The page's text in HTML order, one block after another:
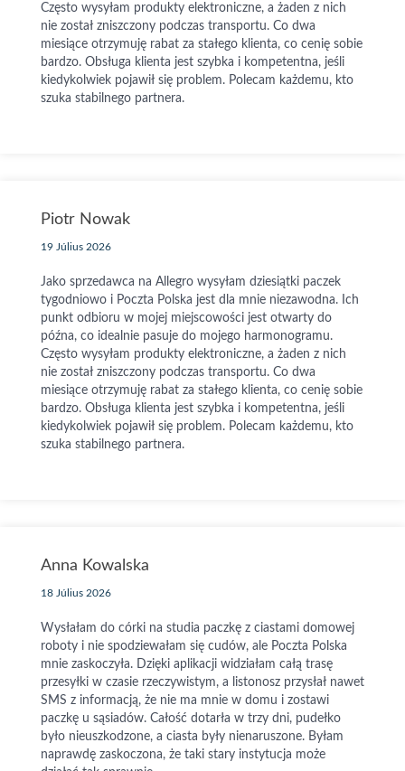
Często wysyłam produkty elektroniczne, a żaden z nich
nie został zniszczony podczas transportu. Co dwa
miesiące otrzymuję rabat za stałego klienta, co cenię sobie
bardzo. Obsługa klienta jest szybka i kompetentna, jeśli
kiedykolwiek pojawił się problem. Polecam każdemu, kto
szuka stabilnego partnera.
Piotr Nowak
19 Július 2026
Jako sprzedawca na Allegro wysyłam dziesiątki paczek
tygodniowo i Poczta Polska jest dla mnie niezawodna. Ich
punkt odbioru w mojej miejscowości jest otwarty do
późna, co idealnie pasuje do mojego harmonogramu.
Często wysyłam produkty elektroniczne, a żaden z nich
nie został zniszczony podczas transportu. Co dwa
miesiące otrzymuję rabat za stałego klienta, co cenię sobie
bardzo. Obsługa klienta jest szybka i kompetentna, jeśli
kiedykolwiek pojawił się problem. Polecam każdemu, kto
szuka stabilnego partnera.
Anna Kowalska
18 Július 2026
Wysłałam do córki na studia paczkę z ciastami domowej
roboty i nie spodziewałam się cudów, ale Poczta Polska
mnie zaskoczyła. Dzięki aplikacji widziałam całą trasę
przesyłki w czasie rzeczywistym, a listonosz przysłał nawet
SMS z informacją, że nie ma mnie w domu i zostawi
paczkę u sąsiadów. Całość dotarła w trzy dni, pudełko
było nieuszkodzone, a ciasta były nienaruszone. Byłam
naprawdę zaskoczona, że taki stary instytucja może